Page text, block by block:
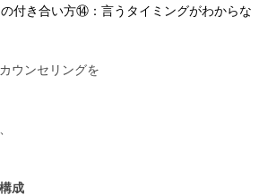
付き合い方⑭：言うタイミングがわからな
ウンセリングを
成